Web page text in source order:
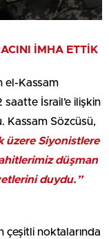
İMHA ETTİK
el-Kassam
İsrail’e ilişkin
Kassam Sözcüsü,
üzere Siyonistlere
düşman
duydu.”
çeşitli noktalarında